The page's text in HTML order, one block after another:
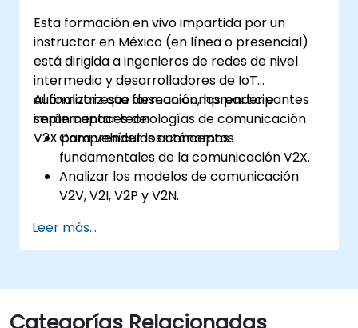
Esta formación en vivo impartida por un
instructor en México (en línea o presencial)
está dirigida a ingenieros de redes de nivel
intermedio y desarrolladores de IoT
automotriz que desean comprender e
implementar tecnologías de comunicación
V2X para vehículos autónomos.
Al finalizar esta formación, los participantes
serán capaces de:
Comprender los conceptos
fundamentales de la comunicación V2X.
Analizar los modelos de comunicación
V2V, V2I, V2P y V2N.
y C-V2X.
Desarrollar simulaciones para entornos
Afrontar los desafíos de ciberseguridad y
privacidad en las redes V2X.
Leer más...